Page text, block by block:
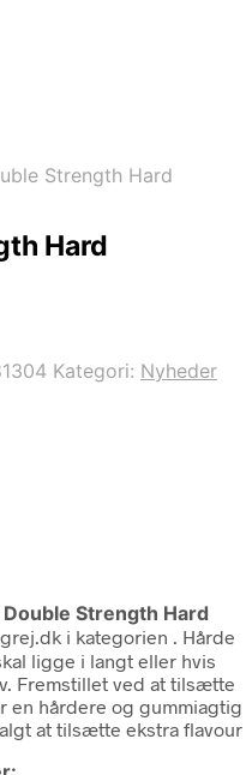
Strength Hard
Hard
Kategori: Nyheder
Double Strength Hard
i kategorien . Hårde
ligge i langt eller hvis
Fremstillet ved at tilsætte
en hårdere og gummiagtig
at tilsætte ekstra flavour